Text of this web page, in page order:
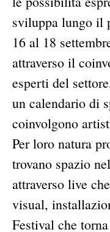
sviluppa lungo il
16 al 18
attraverso il
esperti del
un calendario di
coinvolgono
Per loro natura
trovano spazio
attraverso live
visual,
Festival che